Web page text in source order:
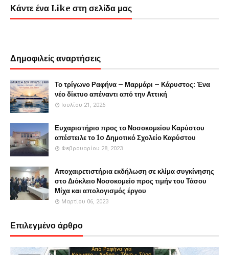
Κάντε ένα Like στη σελίδα μας
Δημοφιλείς αναρτήσεις
Το τρίγωνο Ραφήνα – Μαρμάρι – Κάρυστος: Ένα
νέο δίκτυο απέναντι από την Αττική
Ιουλίου 21, 2026
Ευχαριστήριο προς το Νοσοκομείου Καρύστου
απέστειλε το 1o Δημοτικό Σχολείο Καρύστου
Φεβρουαρίου 28, 2023
Αποχαιρετιστήρια εκδήλωση σε κλίμα συγκίνησης
στο Διόκλειο Νοσοκομείο προς τιμήν του Τάσου
Μίχα και απολογισμός έργου
Μαρτίου 06, 2023
Επιλεγμένο άρθρο